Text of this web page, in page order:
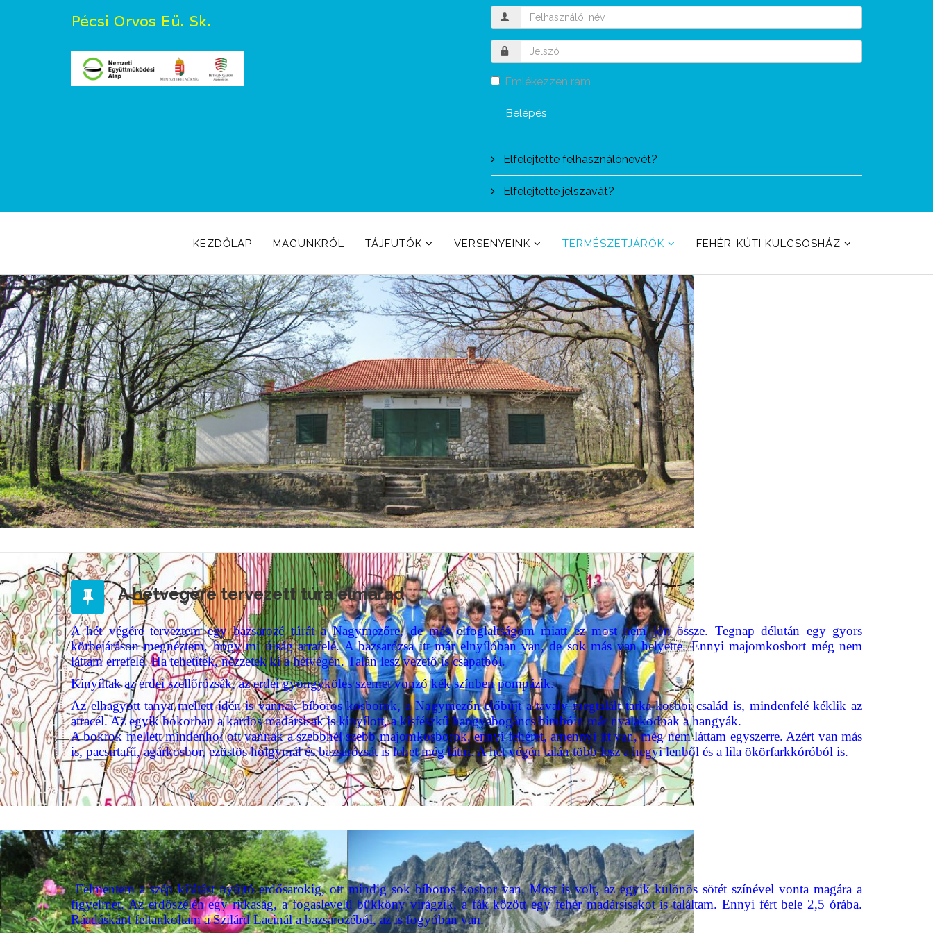
Emlékezzen rám
Belépés
Elfelejtette felhasználónevét?
Elfelejtette jelszavát?
KEZDŐLAP MAGUNKRÓL TÁJFUTÓK VERSENYEINK TERMÉSZETJÁRÓK FEHÉR-KÚTI KULCSOSHÁZ
A hétvégére tervezett túra elmarad
A hét végére terveztem egy bazsarozé túrát a Nagymezőre, de más elfoglaltságom miatt ez most nem jön össze. Tegnap délután egy gyors
körbejáráson megnéztem, hogy mi újság arrafelé. A bazsarózsa itt már elnyílóban van, de sok más van helyette. Ennyi majomkosbort még nem
láttam errefelé. Ha tehetitek, nézzetek ki a hétvégén. Talán lesz vezető is csapatból.
Kinyíltak az erdei szellőrózsák, az erdei gyöngyköles szemet vonzó kék színben pompázik.
Az elhagyott tanya mellett idén is vannak bíboros kosborok, a Nagymezőn előbújt a tavaly megtalált tarka-kosbor család is, mindenfelé kéklik az
atracél. Az egyik bokorban a kardos madársisak is kinyílott, a kisfészkű hangyabogáncs bimbóin már nyalakodnak a hangyák.
A bokrok mellett mindenhol ott vannak a szebbnél szebb majomkosborok, ennyi fehéret, amennyi itt van, még nem láttam egyszerre. Azért van más
is, pacsirtafű, agárkosbor, ezüstös hölgymál és bazsarózsát is lehet még látni. A hét végén talán több lesz a hegyi lenből és a lila ökörfarkkóróból is.
Felmentem a szép kilátást nyújtó erdősarokig, ott mindig sok bíboros kosbor van. Most is volt, az egyik különös sötét színével vonta magára a
figyelmet. Az erdőszélén egy ritkaság, a fogaslevelű bükköny virágzik, a fák között egy fehér madársisakot is találtam. Ennyi fért bele 2,5 órába.
Ráadáskánt feltankoltam a Szilárd Lacinál a bazsarozéból, az is fogyóban van.